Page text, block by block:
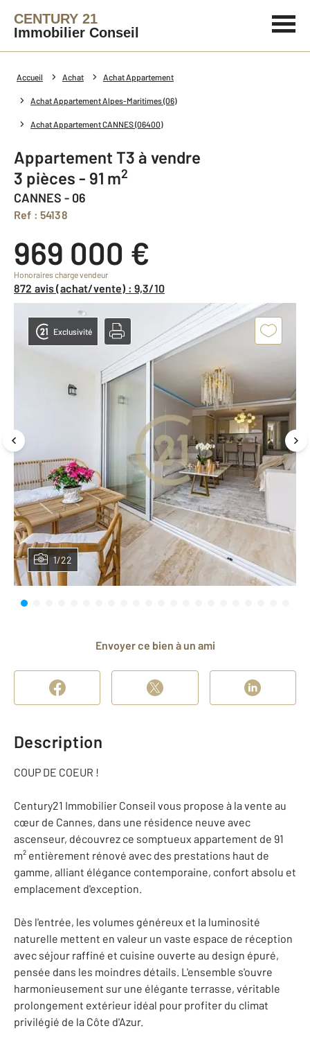
CENTURY 21
Immobilier Conseil
Accueil Achat Achat Appartement
Achat Appartement Alpes-Maritimes (06)
Achat Appartement CANNES (06400)
Appartement T3 à vendre
3 pièces - 91 m2
CANNES - 06
Ref : 54138
969 000 €
Honoraires charge vendeur
872 avis (achat/vente) : 9,3/10
1/22
Exclusivité
Envoyer ce bien à un ami
Description
COUP DE COEUR !
Century21 Immobilier Conseil vous propose à la vente au
cœur de Cannes, dans une résidence neuve avec
ascenseur, découvrez ce somptueux appartement de 91
m² entièrement rénové avec des prestations haut de
gamme, alliant élégance contemporaine, confort absolu et
emplacement d'exception.
Dès l'entrée, les volumes généreux et la luminosité
naturelle mettent en valeur un vaste espace de réception
avec séjour raffiné et cuisine ouverte au design épuré,
pensée dans les moindres détails. L'ensemble s'ouvre
harmonieusement sur une élégante terrasse, véritable
prolongement extérieur idéal pour profiter du climat
privilégié de la Côte d'Azur.